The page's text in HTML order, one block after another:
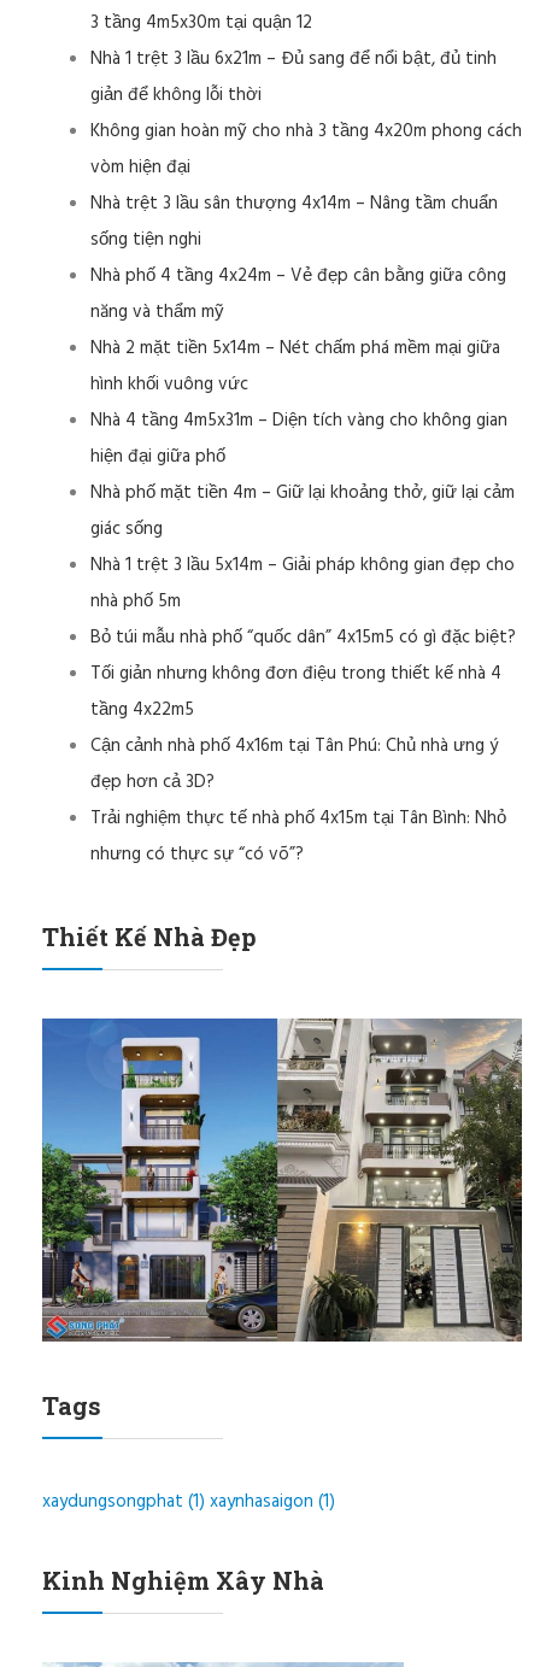
3 tầng 4m5x30m tại quận 12
Nhà 1 trệt 3 lầu 6x21m – Đủ sang để nổi bật, đủ tinh
giản để không lỗi thời
Không gian hoàn mỹ cho nhà 3 tầng 4x20m phong cách
vòm hiện đại
Nhà trệt 3 lầu sân thượng 4x14m – Nâng tầm chuẩn
sống tiện nghi
Nhà phố 4 tầng 4x24m – Vẻ đẹp cân bằng giữa công
năng và thẩm mỹ
Nhà 2 mặt tiền 5x14m – Nét chấm phá mềm mại giữa
hình khối vuông vức
Nhà 4 tầng 4m5x31m – Diện tích vàng cho không gian
hiện đại giữa phố
Nhà phố mặt tiền 4m – Giữ lại khoảng thở, giữ lại cảm
giác sống
Nhà 1 trệt 3 lầu 5x14m – Giải pháp không gian đẹp cho
nhà phố 5m
Bỏ túi mẫu nhà phố “quốc dân” 4x15m5 có gì đặc biệt?
Tối giản nhưng không đơn điệu trong thiết kế nhà 4
tầng 4x22m5
Cận cảnh nhà phố 4x16m tại Tân Phú: Chủ nhà ưng ý
đẹp hơn cả 3D?
Trải nghiệm thực tế nhà phố 4x15m tại Tân Bình: Nhỏ
nhưng có thực sự “có võ”?
Thiết Kế Nhà Đẹp
Tags
xaydungsongphat (1) xaynhasaigon (1)
Kinh Nghiệm Xây Nhà